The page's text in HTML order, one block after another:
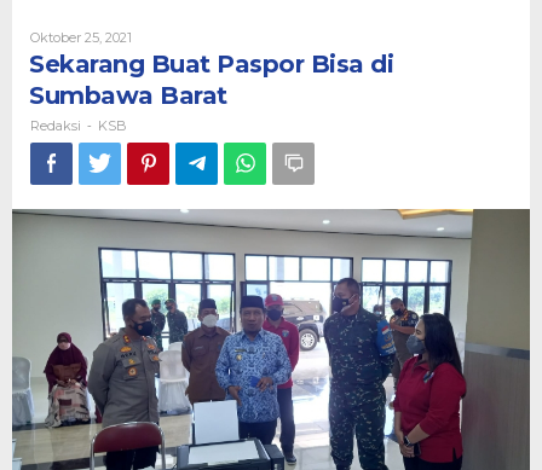
Oktober 25, 2021
Redaksi
Sekarang Buat Paspor Bisa di
Sumbawa Barat
Redaksi - KSB